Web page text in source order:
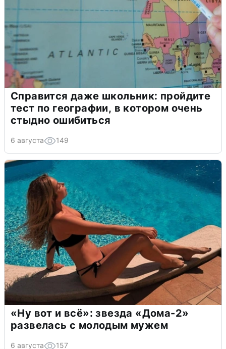
Справится даже школьник: пройдите
тест по географии, в котором очень
стыдно ошибиться
6 августа 149
«Ну вот и всё»: звезда «Дома-2»
развелась с молодым мужем
6 августа 157